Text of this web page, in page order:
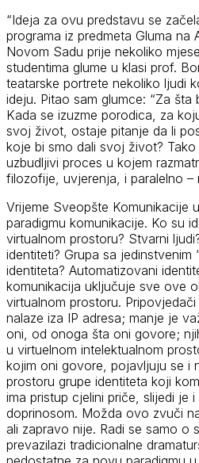
“Ideja za ovu predstavu se
programa iz predmeta Gluma na
Novom Sadu prije nekoliko
studentima glume u klasi prof.
teatarske portrete nekoliko ljudi
ideju. Pitao sam glumce: “Za
Kada se izuzme porodica, za
svoj život, ostaje pitanje da li
koje bi smo dali svoj život?
uzbudljivi proces u kojem
filozofije, uvjerenja, i paralelno
Vrijeme Sveopšte Komunikacije
paradigmu komunikacije. Ko su
virtualnom prostoru? Stvarni
identiteti? Grupa sa jedinstvenim
identiteta? Automatizovani
komunikacija uključuje sve ove
virtualnom prostoru.
nalaze iza IP adresa; manje je
oni, od onoga šta oni govore;
u virtuelnom intelektualnom
kojim oni govore, pojavljuju se i
prostoru grupe identiteta koji
ima pristup cjelini priče, slijedi je
doprinosom. Možda ovo zvuči
ali zapravo nije. Radi se samo o
prevazilazi tradicionalne